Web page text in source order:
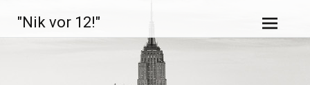
Inhalt
springen
"Nik vor 12!"